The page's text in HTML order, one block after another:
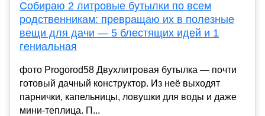
Собираю 2 литровые бутылки по всем
родственникам: превращаю их в полезные
вещи для дачи — 5 блестящих идей и 1
гениальная
фото Progorod58 Двухлитровая бутылка — почти
готовый дачный конструктор. Из неё выходят
парнички, капельницы, ловушки для воды и даже
мини-теплица. П...